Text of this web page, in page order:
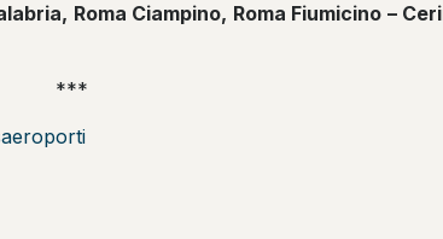
Roma Ciampino, Roma Fiumicino –
***